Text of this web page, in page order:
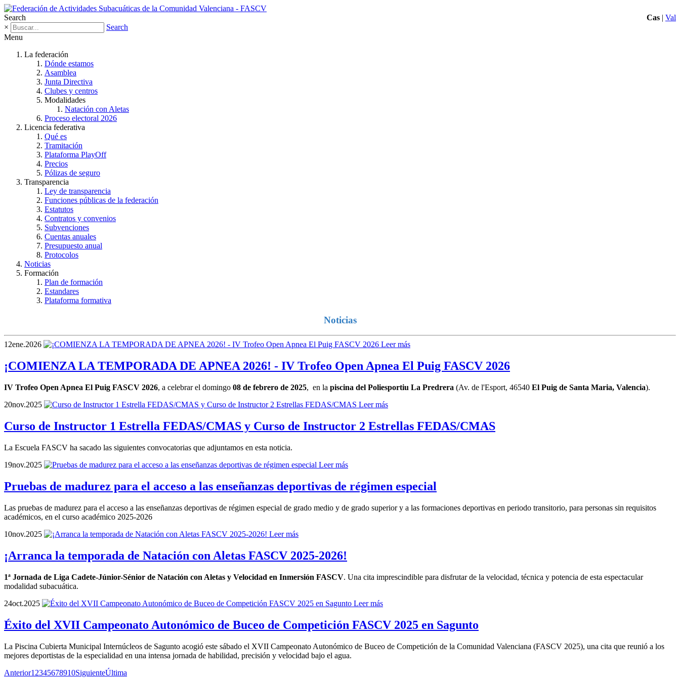
Search Cas | Val
×
Search
Menu
La federación
Dónde estamos
Asamblea
Junta Directiva
Clubes y centros
Modalidades
Natación con Aletas
Proceso electoral 2026
Licencia federativa
Qué es
Tramitación
Plataforma PlayOff
Precios
Pólizas de seguro
Transparencia
Ley de transparencia
Funciones públicas de la federación
Estatutos
Contratos y convenios
Subvenciones
Cuentas anuales
Presupuesto anual
Protocolos
Noticias
Formación
Plan de formación
Estandares
Plataforma formativa
Noticias
12ene.2026 Leer más
¡COMIENZA LA TEMPORADA DE APNEA 2026! - IV Trofeo Open Apnea El Puig FASCV 2026
IV Trofeo Open Apnea El Puig FASCV 2026, a celebrar el domingo 08 de febrero de 2025, en la piscina del Poliesportiu La Predrera (Av. de l'Esport, 46540 El Puig de Santa Maria, Valencia).
20nov.2025 Leer más
Curso de Instructor 1 Estrella FEDAS/CMAS y Curso de Instructor 2 Estrellas FEDAS/CMAS
La Escuela FASCV ha sacado las siguientes convocatorias que adjuntamos en esta noticia.
19nov.2025 Leer más
Pruebas de madurez para el acceso a las enseñanzas deportivas de régimen especial
Las pruebas de madurez para el acceso a las enseñanzas deportivas de régimen especial de grado medio y de grado superior y a las formaciones deportivas en periodo transitorio, para personas sin requisitos
académicos, en el curso académico 2025-2026
10nov.2025 Leer más
¡Arranca la temporada de Natación con Aletas FASCV 2025-2026!
1ª Jornada de Liga Cadete-Júnior-Sénior de Natación con Aletas y Velocidad en Inmersión FASCV. Una cita imprescindible para disfrutar de la velocidad, técnica y potencia de esta espectacular
modalidad subacuática.
24oct.2025 Leer más
Éxito del XVII Campeonato Autonómico de Buceo de Competición FASCV 2025 en Sagunto
La Piscina Cubierta Municipal Internúcleos de Sagunto acogió este sábado el XVII Campeonato Autonómico de Buceo de Competición de la Comunidad Valenciana (FASCV 2025), una cita que reunió a los
mejores deportistas de la especialidad en una intensa jornada de habilidad, precisión y velocidad bajo el agua.
Anterior1 2345678910SiguienteÚltima